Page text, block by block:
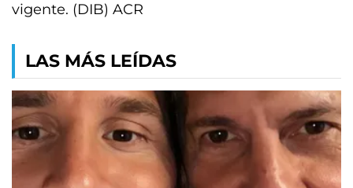
vigente. (DIB) ACR
LAS MÁS LEÍDAS